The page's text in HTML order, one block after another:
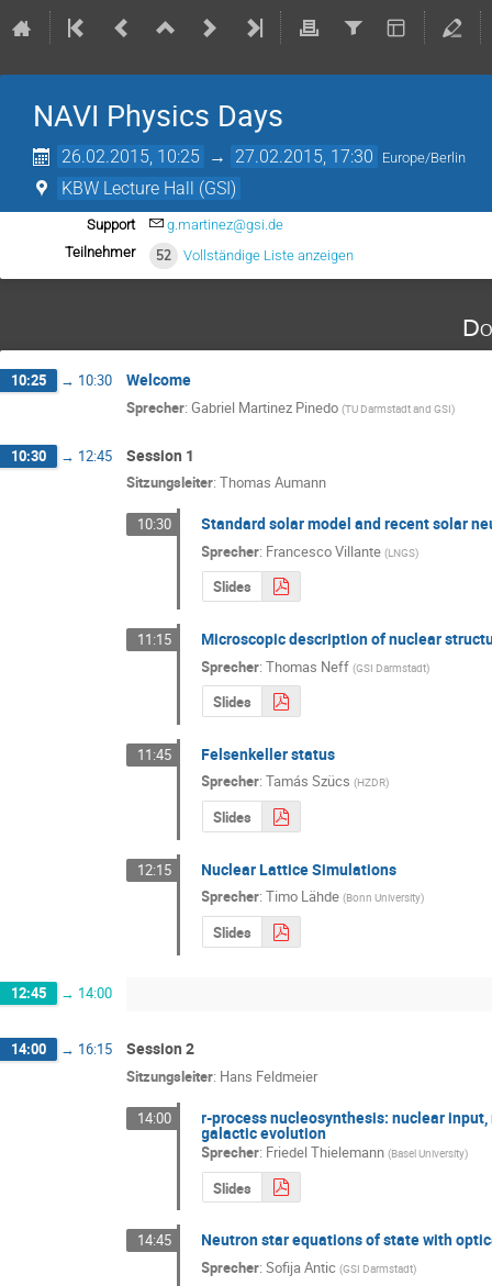
NAVI Physics Days
26.02.2015, 10:25 → 27.02.2015, 17:30 Europe/Berlin
KBW Lecture Hall (GSI)
Support
g.martinez@gsi.de
Teilnehmer
52 Vollständige Liste anzeigen
10:25 → 10:30 Welcome
Sprecher: Gabriel Martinez Pinedo (TU Darmstadt and GSI)
10:30 → 12:45 Session 1
Sitzungsleiter: Thomas Aumann
10:30 Standard solar model and recent solar
Sprecher: Francesco Villante (LNGS)
Slides
11:15 Microscopic description of nuclear
Sprecher:Thomas Neff (GSI Darmstadt)
Slides
11:45 Felsenkeller status
Sprecher:Tamás Szücs (HZDR)
Slides
12:15 Nuclear Lattice Simulations
Sprecher:Timo Lähde (Bonn University)
Slides
12:45 → 14:00
14:00 → 16:15 Session 2
Sitzungsleiter: Hans Feldmeier
14:00 r-process nucleosynthesis: nuclear
galactic evolution
Sprecher: Friedel Thielemann (Basel University)
Slides
14:45 Neutron star equations of state with
Sprecher:Sofija Antic (GSI Darmstadt)